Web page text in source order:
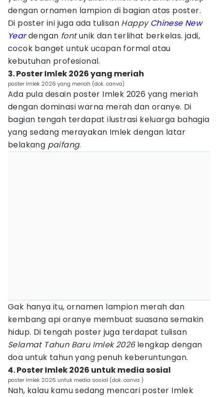
dengan ornamen lampion di bagian atas poster.
Di poster ini juga ada tulisan Happy Chinese New
Yeardengan fontunik dan terlihat berkelas. jadi,
cocok banget untuk ucapan formal atau
kebutuhan profesional.
3. Poster Imlek 2026 yang meriah
poster Imlek 2026 yang meriah (dok. canva)
Ada pula desain poster Imlek 2026 yang meriah
dengan dominasi warna merah dan oranye. Di
bagian tengah terdapat ilustrasi keluarga bahagia
yang sedang merayakan Imlek dengan latar
belakang paifang.
Gak hanya itu, ornamen lampion merah dan
kembang api oranye membuat suasana semakin
hidup. Di tengah poster juga terdapat tulisan
Selamat Tahun Baru Imlek 2026lengkap dengan
doa untuk tahun yang penuh keberuntungan.
4. Poster Imlek 2026 untuk media sosial
poster Imlek 2026 untuk media sosial (dok. canva )
Nah, kalau kamu sedang mencari poster Imlek